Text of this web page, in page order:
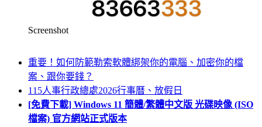
Screenshot
重要！如何防範勒索軟體綁架你的電腦、加密你的檔
案、跟你要錢？
115人事行政總處2026行事曆、放假日
[免費下載] Windows 11 簡體/繁體中文版 光碟映像 (ISO
檔案) 官方網站正式版本